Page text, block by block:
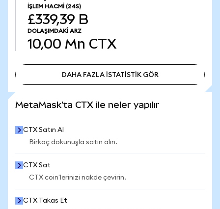
İŞLEM HACMI (24S)
£339,39 B
DOLAŞIMDAKI ARZ
10,00 Mn CTX
DAHA FAZLA İSTATİSTİK GÖR
MetaMask'ta CTX ile neler yapılır
CTX Satın Al
Birkaç dokunuşla satın alın.
CTX Sat
CTX coin'lerinizi nakde çevirin.
CTX Takas Et